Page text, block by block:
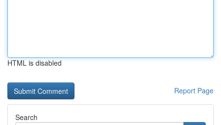
HTML is disabled
Report Page
Search